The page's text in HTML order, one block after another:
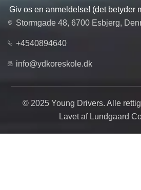
Giv os en anmeldelse! (det betyder
Stormgade 48, 6700 Esbjerg,
+4540894640
info@ydkoreskole.dk
© 2025 Young Drivers. Alle
Lavet af Lundgaard